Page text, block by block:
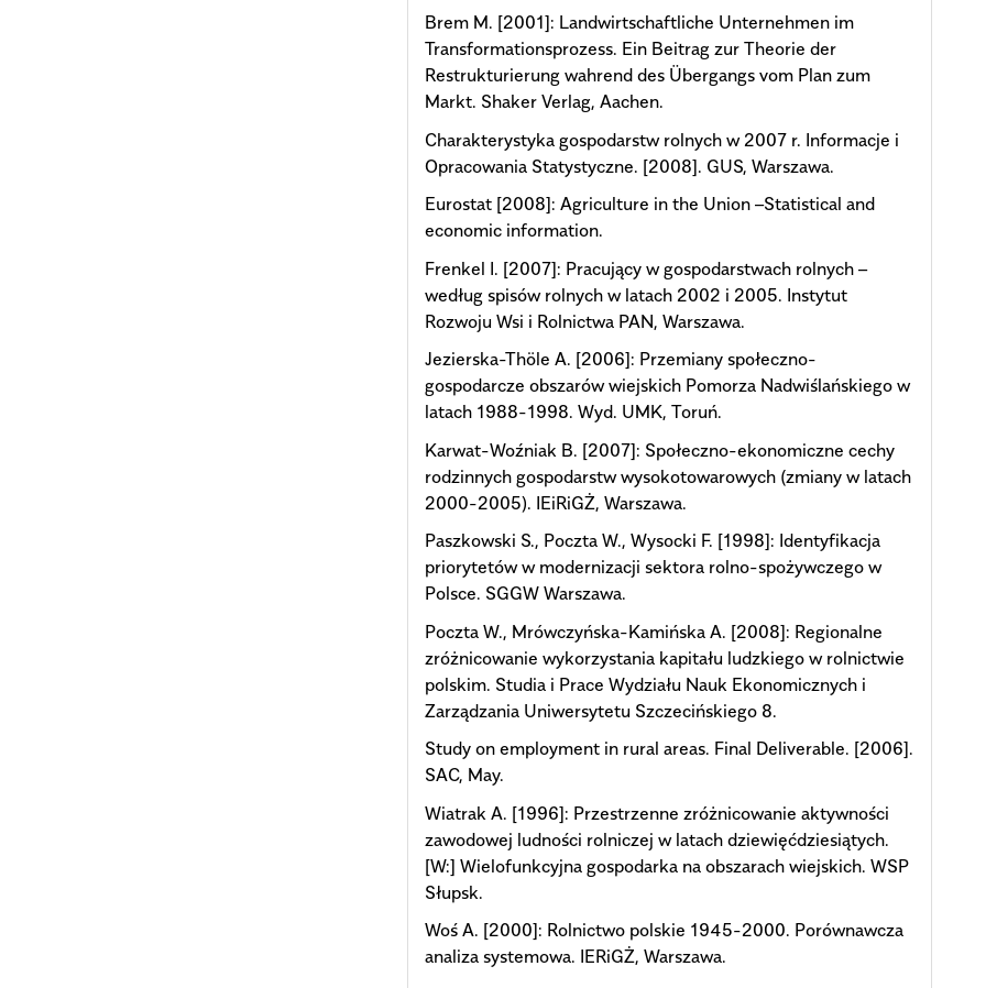
Brem M. [2001]: Landwirtschaftliche Unternehmen im
Transformationsprozess. Ein Beitrag zur Theorie der
Restrukturierung wahrend des Übergangs vom Plan zum
Markt. Shaker Verlag, Aachen.
Charakterystyka gospodarstw rolnych w 2007 r. Informacje i
Opracowania Statystyczne. [2008]. GUS, Warszawa.
Eurostat [2008]: Agriculture in the Union –Statistical and
economic information.
Frenkel I. [2007]: Pracujący w gospodarstwach rolnych –
według spisów rolnych w latach 2002 i 2005. Instytut
Rozwoju Wsi i Rolnictwa PAN, Warszawa.
Jezierska-Thöle A. [2006]: Przemiany społeczno-
gospodarcze obszarów wiejskich Pomorza Nadwiślańskiego w
latach 1988-1998. Wyd. UMK, Toruń.
Karwat-Woźniak B. [2007]: Społeczno-ekonomiczne cechy
rodzinnych gospodarstw wysokotowarowych (zmiany w latach
2000-2005). IEiRiGŻ, Warszawa.
Paszkowski S., Poczta W., Wysocki F. [1998]: Identyfikacja
priorytetów w modernizacji sektora rolno-spożywczego w
Polsce. SGGW Warszawa.
Poczta W., Mrówczyńska-Kamińska A. [2008]: Regionalne
zróżnicowanie wykorzystania kapitału ludzkiego w rolnictwie
polskim. Studia i Prace Wydziału Nauk Ekonomicznych i
Zarządzania Uniwersytetu Szczecińskiego 8.
Study on employment in rural areas. Final Deliverable. [2006].
SAC, May.
Wiatrak A. [1996]: Przestrzenne zróżnicowanie aktywności
zawodowej ludności rolniczej w latach dziewięćdziesiątych.
[W:] Wielofunkcyjna gospodarka na obszarach wiejskich. WSP
Słupsk.
Woś A. [2000]: Rolnictwo polskie 1945-2000. Porównawcza
analiza systemowa. IERiGŻ, Warszawa.